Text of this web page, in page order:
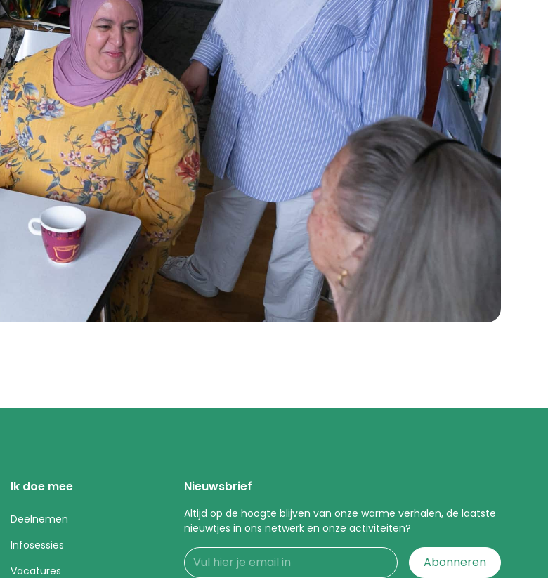
Ik doe mee
Deelnemen
Infosessies
Vacatures
Nieuwsbrief
Altijd op de hoogte blijven van onze warme verhalen, de laatste
nieuwtjes in ons netwerk en onze activiteiten?